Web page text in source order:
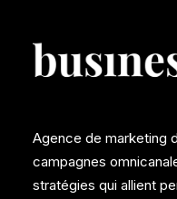
Agence de marketing
campagnes
stratégies qui allient